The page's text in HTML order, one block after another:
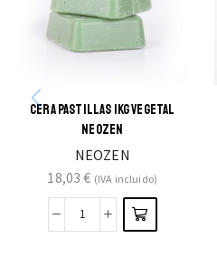
CERA PASTILLAS 1KG VEGETAL
NEOZEN
NEOZEN
18,03€ (IVA incluido)